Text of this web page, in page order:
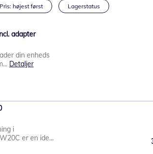
Pris: højest først Lagerstatus
adapter
din enheds
Detaljer
i
er en ide...